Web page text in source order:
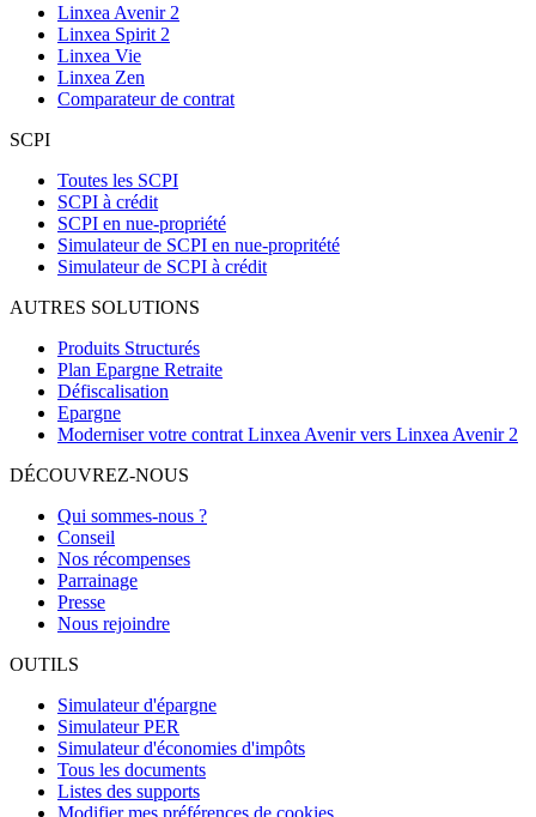
Linxea Avenir 2
Linxea Spirit 2
Linxea Vie
Linxea Zen
Comparateur de contrat
SCPI
Toutes les SCPI
SCPI à crédit
SCPI en nue-propriété
Simulateur de SCPI en nue-propritété
Simulateur de SCPI à crédit
AUTRES SOLUTIONS
Produits Structurés
Plan Epargne Retraite
Défiscalisation
Epargne
Moderniser votre contrat Linxea Avenir vers Linxea Avenir 2
DÉCOUVREZ-NOUS
Qui sommes-nous ?
Conseil
Nos récompenses
Parrainage
Presse
Nous rejoindre
OUTILS
Simulateur d'épargne
Simulateur PER
Simulateur d'économies d'impôts
Tous les documents
Listes des supports
Modifier mes préférences de cookies